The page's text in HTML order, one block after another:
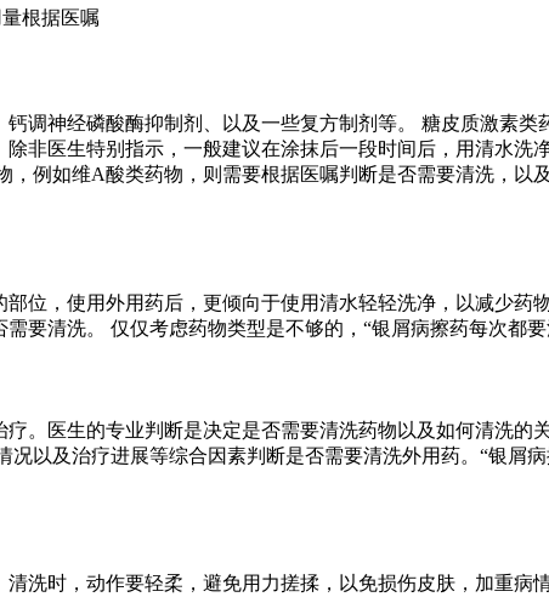
根据医嘱
调神经磷酸酶抑制剂、以及一些复方制剂等。 糖皮质激素
非医生特别指示，一般建议在涂抹后一段时间后，用清水洗
例如维A酸类药物，则需要根据医嘱判断是否需要清洗，以
位，使用外用药后，更倾向于使用清水轻轻洗净，以减少药
要清洗。 仅仅考虑药物类型是不够的，“银屑病擦药每次都要
。医生的专业判断是决定是否需要清洗药物以及如何清洗的
以及治疗进展等综合因素判断是否需要清洗外用药。“银屑
洗时，动作要轻柔，避免用力搓揉，以免损伤皮肤，加重病